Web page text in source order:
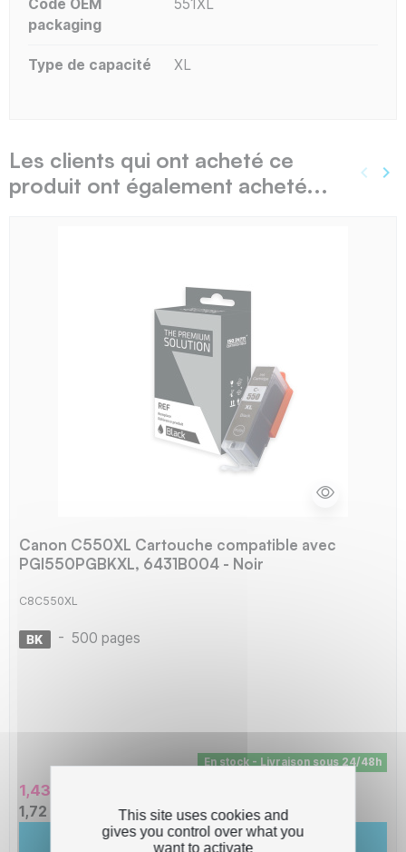
Code OEM
packaging
551XL
Type de capacité XL
Les clients qui ont acheté ce
produit ont également acheté...
keyboard_arrow_left keyboard_arrow_right
Canon C550XL Cartouche compatible avec
PGI550PGBKXL, 6431B004 - Noir
C8C550XL
- 500 pages
En stock - Livraison sous 24/48h
1,43 € HT
1,72 € TTC
Ajouter au panier
This site uses cookies and
gives you control over what you
want to activate